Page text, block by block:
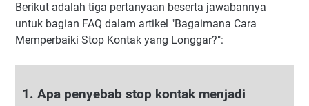
Berikut adalah tiga pertanyaan beserta jawabannya
untuk bagian FAQ dalam artikel "Bagaimana Cara
Memperbaiki Stop Kontak yang Longgar?":
1. Apa penyebab stop kontak menjadi